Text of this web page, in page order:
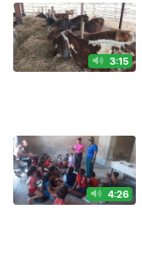
3:15
4:26